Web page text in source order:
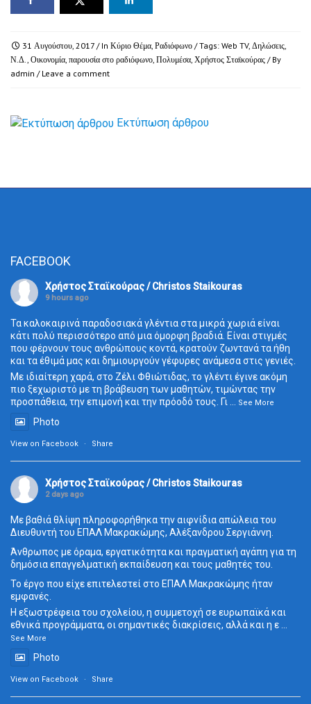
31 Αυγούστου, 2017 / In Κύριο Θέμα, Ραδιόφωνο / Tags: Web TV, Δηλώσεις,
Ν.Δ., Οικονομία, παρουσία στο ραδιόφωνο, Πολυμέσα, Χρήστος Σταϊκούρας / By
admin / Leave a comment
Εκτύπωση άρθρου
FACEBOOK
Χρήστος Σταϊκούρας / Christos Staikouras
9 hours ago
Τα καλοκαιρινά παραδοσιακά γλέντια στα μικρά χωριά είναι
κάτι πολύ περισσότερο από μια όμορφη βραδιά. Είναι στιγμές
που φέρνουν τους ανθρώπους κοντά, κρατούν ζωντανά τα ήθη
και τα έθιμά μας και δημιουργούν γέφυρες ανάμεσα στις γενιές.
Με ιδιαίτερη χαρά, στο Ζέλι Φθιώτιδας, το γλέντι έγινε ακόμη
πιο ξεχωριστό με τη βράβευση των μαθητών, τιμώντας την
προσπάθεια, την επιμονή και την πρόοδό τους. Γι... See More
Photo
View on Facebook · Share
Χρήστος Σταϊκούρας / Christos Staikouras
2 days ago
Με βαθιά θλίψη πληροφορήθηκα την αιφνίδια απώλεια του
Διευθυντή του ΕΠΑΛ Μακρακώμης, Αλέξανδρου Σεργιάννη.
Άνθρωπος με όραμα, εργατικότητα και πραγματική αγάπη για τη
δημόσια επαγγελματική εκπαίδευση και τους μαθητές του.
Το έργο που είχε επιτελεστεί στο ΕΠΑΛ Μακρακώμης ήταν
εμφανές.
Η εξωστρέφεια του σχολείου, η συμμετοχή σε ευρωπαϊκά και
εθνικά προγράμματα, οι σημαντικές διακρίσεις, αλλά και η ε...
See More
Photo
View on Facebook · Share